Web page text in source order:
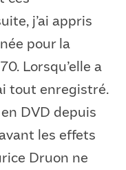
j’ai appris
pour la
Lorsqu’elle a
tout enregistré.
DVD depuis
les effets
Druon ne